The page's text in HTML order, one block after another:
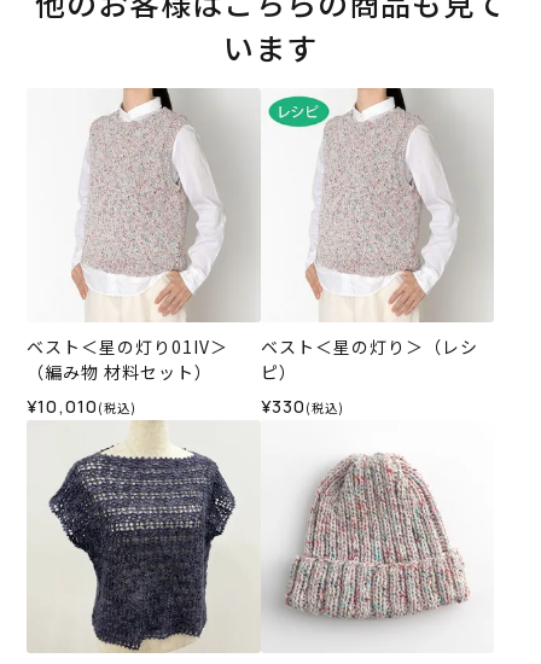
います
ベスト＜星の灯り01IV＞
（編み物 材料セット）
¥10,010 (税込)
ベスト＜星の灯り＞（レシ
ピ）
¥330 (税込)